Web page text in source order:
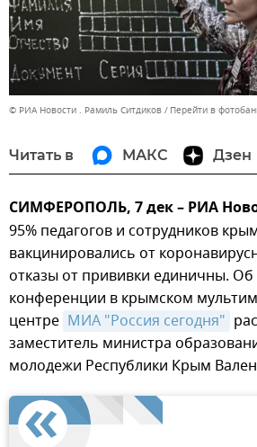
© РИА Новости . Рамиль Ситдиков Перейти в
Читать в МАКС Дзен
СИМФЕРОПОЛЬ, 7 дек – РИА
95% педагогов и сотрудников
вакцинировались от
отказы от прививки единичны. Об
конференции в крымском
центре МИА "Россия сегодня"
заместитель министра
молодежи Республики Крым